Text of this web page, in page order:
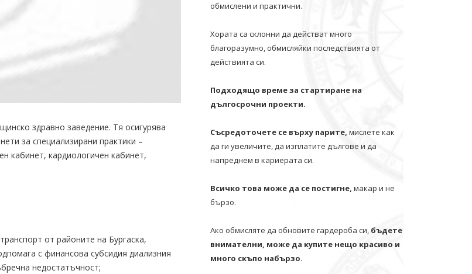
здравно заведение. Тя осигурява
за специализирани практики –
кабинет, кардиологичен кабинет,
от районите на Бургаска,
с финансова субсидия диализния
недостатъчност;
обмислени и практични.
Хората са склонни да действат много
благоразумно, обмисляйки последствията от
действията си.
Подходящо време за стартиране на
дългосрочни проекти.
Съсредоточете се върху парите, мислете как
да ги увеличите, да изплатите дългове и да
напреднем в кариерата си.
Всичко това може да се постигне, макар и не
бързо.
Ако обмисляте да обновите гардероба си, бъдете
внимателни, може да купите нещо красиво и
много скъпо набързо.